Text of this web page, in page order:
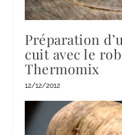
Préparation
cuit avec le
Thermomix
12/12/2012